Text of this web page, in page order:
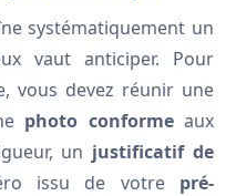
systématiquement un
vaut anticiper. Pour
vous devez réunir une
photo conformeaux
un justificatif de
issu de votre pré-